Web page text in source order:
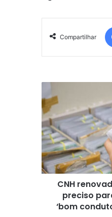
Compartilhar
renovada
de
graça:
saiba
o
que
é
preciso
considerado
CNH
preciso
‘bom